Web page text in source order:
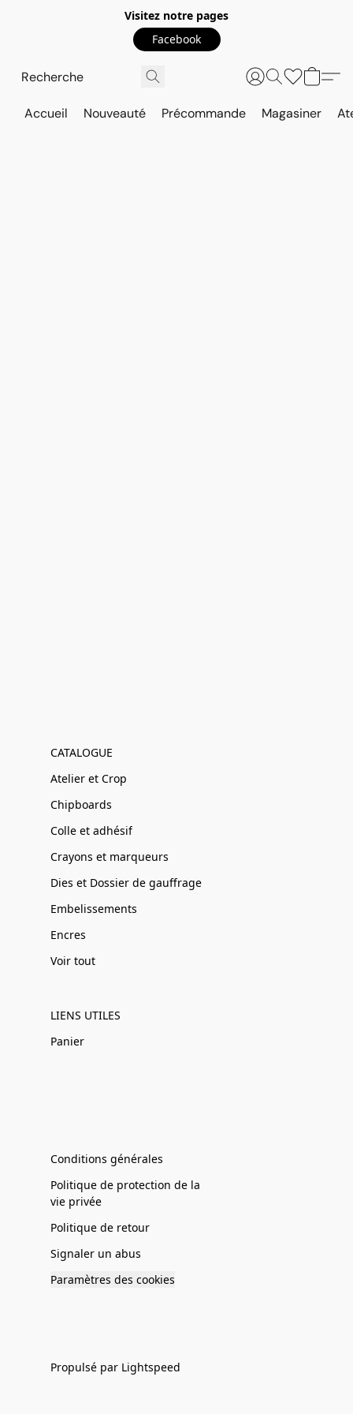
Visitez notre pages
Facebook
Accueil Nouveauté Précommande Magasiner
CATALOGUE
Atelier et Crop
Chipboards
Colle et adhésif
Crayons et marqueurs
Dies et Dossier de gauffrage
Embelissements
Encres
Voir tout
LIENS UTILES
Panier
Conditions générales
Politique de protection de la
vie privée
Politique de retour
Signaler un abus
Paramètres des cookies
Propulsé par Lightspeed